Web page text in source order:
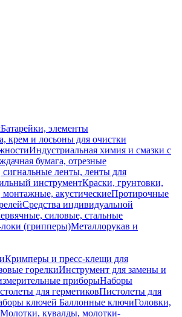
Батарейки, элементы
крем и лосьоны для очистки
Индустриальная химия и смазки с
бумага, отрезные
сигнальные ленты, ленты для
инструментКраски, грунтовки,
акустическиеПротирочные
Средства индивидуальной
силовые, стальные
(грипперы)Металлорукав и
Кримперы и пресс-клещи для
горелкиИнструмент для замены и
приборыНаборы
для герметиковПистолеты для
ключей Баллонные ключиГоловки,
Молотки, кувалды, молотки-